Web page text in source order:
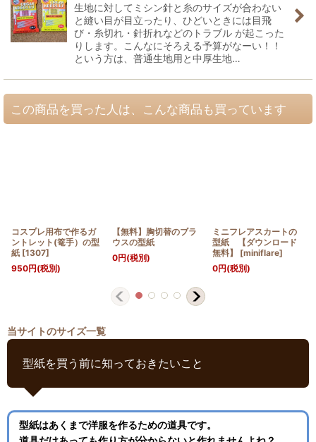
生地に対してミシン針と糸のサイズが合わない
と縫い目が目立ったり、ひどいときには目飛
び・糸切れ・針折れなどのトラブル が起こった
りします。こんなにそろえる予算がなーい！！
という方は、普通生地用と中厚生地…
この商品を買った人は、こんな商品も買っています
コスプレ用布で作るガ
ントレット(篭手）の型
紙 [1307]
950円(税別)
【無料】胸切替のブラ
ウスの型紙
0円(税別)
ミニフレアスカートの
型紙 【ダウンロード
無料】
[miniflare]
0円(税別)
当サイトのサイズ一覧
型紙を買う前に知っておきたいこと
型紙はあくまで洋服を作るための道具です。